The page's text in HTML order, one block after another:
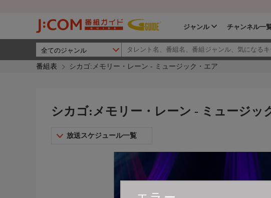
ジャンル チャンネル一
番組表 シカゴ:メモリー・レーン - ミュージック・エア
シカゴ:メモリー・レーン - ミュージッ
放送スケジュール一覧